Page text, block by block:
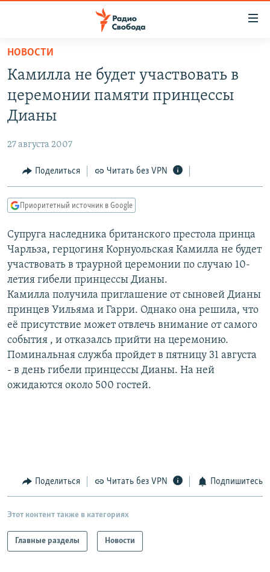
упрощенного
доступа
основному
Вернутся
Вернутся
поиску
АВТОРСКИЕ ПРОЕКТЫ
МНЕНИЯ
КУЛЬТУРА
КАВКАЗ.РЕАЛИИ
СЕВЕР.РЕАЛИИ
СИБИРЬ.РЕАЛИИ
РАСПИСАНИЕ ВЕЩАНИЯ
ПОДПИШИТЕСЬ НА РАССЫЛКУ
СОЦИАЛЬНЫЕ СЕТИ
НОВОСТИ
Камилла не будет участвовать в
церемонии памяти принцессы
Дианы
27 августа 2007
Поделиться Читать без VPN
Приоритетный источник в Google
Супруга наследника британского престола принца
Чарльза, герцогиня Корнуольская Камилла не будет
участвовать в траурной церемонии по случаю 10-
летия гибели принцессы Дианы.
Камилла получила приглашение от сыновей Дианы
принцев Уильяма и Гарри. Однако она решила, что
её присутствие может отвлечь внимание от самого
события , и отказалсь прийти на церемонию.
Поминальная служба пройдет в пятницу 31 августа
- в день гибели принцессы Дианы. На ней
ожидаются около 500 гостей.
Поделиться Читать без VPN Подпишитесь
Этот контент также в категориях
Главные разделы Новости